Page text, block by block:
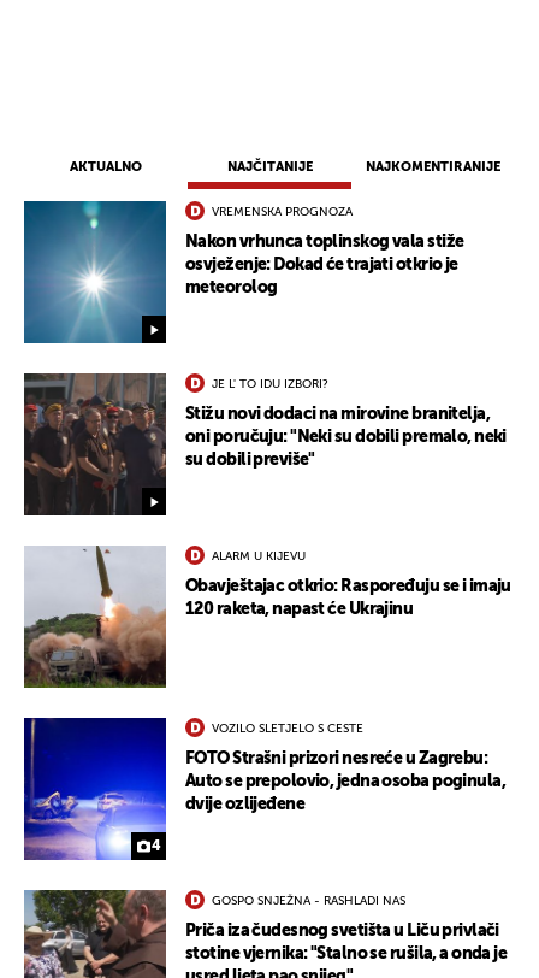
AKTUALNO NAJČITANIJE NAJKOMENTIRANIJE
VREMENSKA PROGNOZA
Nakon vrhunca toplinskog vala stiže
osvježenje: Dokad će trajati otkrio je
meteorolog
JE L' TO IDU IZBORI?
Stižu novi dodaci na mirovine branitelja,
oni poručuju: "Neki su dobili premalo, neki
su dobili previše"
ALARM U KIJEVU
Obavještajac otkrio: Raspoređuju se i imaju
120 raketa, napast će Ukrajinu
4
VOZILO SLETJELO S CESTE
FOTO Strašni prizori nesreće u Zagrebu:
Auto se prepolovio, jedna osoba poginula,
dvije ozlijeđene
GOSPO SNJEŽNA - RASHLADI NAS
Priča iza čudesnog svetišta u Liču privlači
stotine vjernika: "Stalno se rušila, a onda je